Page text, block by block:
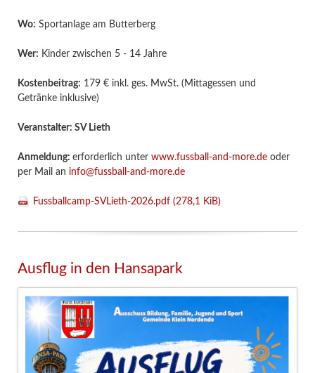
Wo: Sportanlage am Butterberg
Wer: Kinder zwischen 5 - 14 Jahre
Kostenbeitrag: 179 € inkl. ges. MwSt. (Mittagessen und
Getränke inklusive)
Veranstalter: SV Lieth
Anmeldung: erforderlich unter www.fussball-and-more.deoder
per Mail an info@fussball-and-more.de
Fussballcamp-SVLieth-2026.pdf (278,1 KiB)
Ausflug in den Hansapark